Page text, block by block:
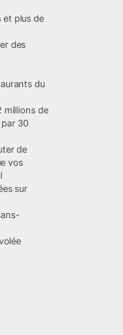
et plus de
des
du
millions de
30
de
vos
sur